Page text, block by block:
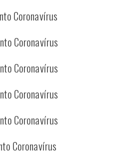
Coronavírus
Coronavírus
Coronavírus
Coronavírus
Coronavírus
Coronavírus